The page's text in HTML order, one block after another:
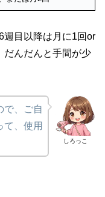
週目以降は月に1回or
だんだんと手間が少
しろっこ
で、ご自
て、使用